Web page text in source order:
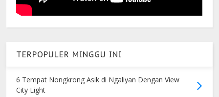
TERPOPULER MINGGU INI
6 Tempat Nongkrong Asik di Ngaliyan Dengan View
City Light